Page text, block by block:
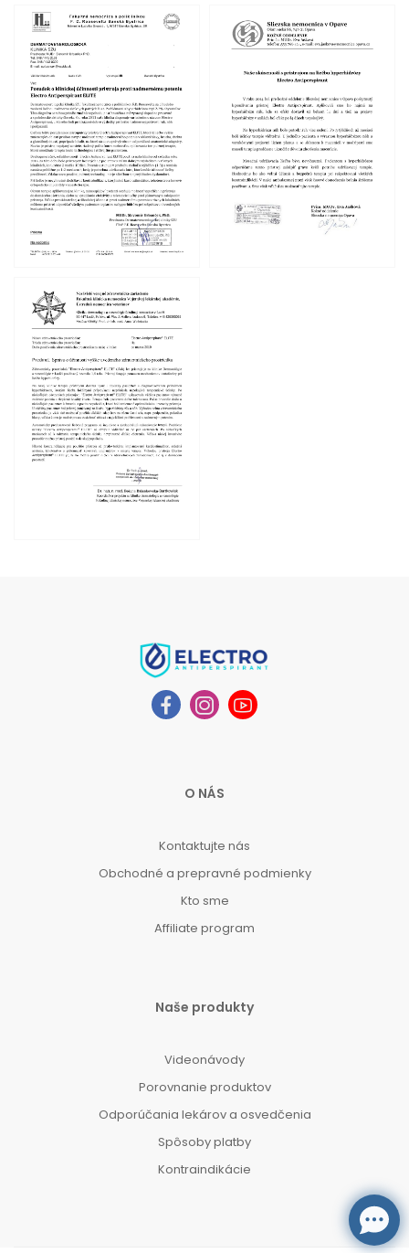
O NÁS
Kontaktujte nás
Obchodné a prepravné podmienky
Kto sme
Affiliate program
Naše produkty
Videonávody
Porovnanie produktov
Odporúčania lekárov a osvedčenia
Spôsoby platby
Kontraindikácie